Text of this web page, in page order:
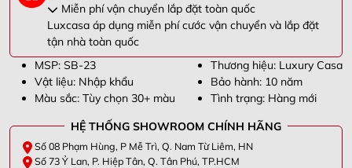
Miễn phí vận chuyển lắp đặt toàn quốc
Luxcasa áp dụng miễn phí cước vận chuyển và lắp đặt
tận nhà toàn quốc
MSP: SB-23
Vật liệu: Nhập khẩu
Màu sắc: Tùy chọn 30+ màu
Thương hiệu: Luxury Casa
Bảo hành: 10 năm
Tình trạng: Hàng mới
HỆ THỐNG SHOWROOM CHÍNH HÃNG
Số 08 Phạm Hùng, P Mễ Trì, Q. Nam Từ Liêm, HN
Số 73 Ỷ Lan, P. Hiệp Tân, Q. Tân Phú, TP.HCM